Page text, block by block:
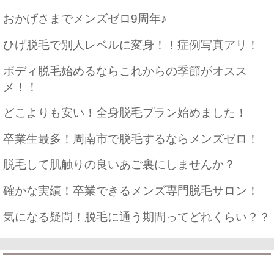
おかげさまでメンズゼロ9周年♪
ひげ脱毛で別人レベルに変身！！症例写真アリ！
ボディ脱毛始めるならこれからの季節がオスス
メ！！
どこよりも安い！全身脱毛プラン始めました！
卒業生最多！周南市で脱毛するならメンズゼロ！
脱毛して肌触りの良いあご裏にしませんか？
確かな実績！卒業できるメンズ専門脱毛サロン！
気になる疑問！脱毛に通う期間ってどれくらい？？